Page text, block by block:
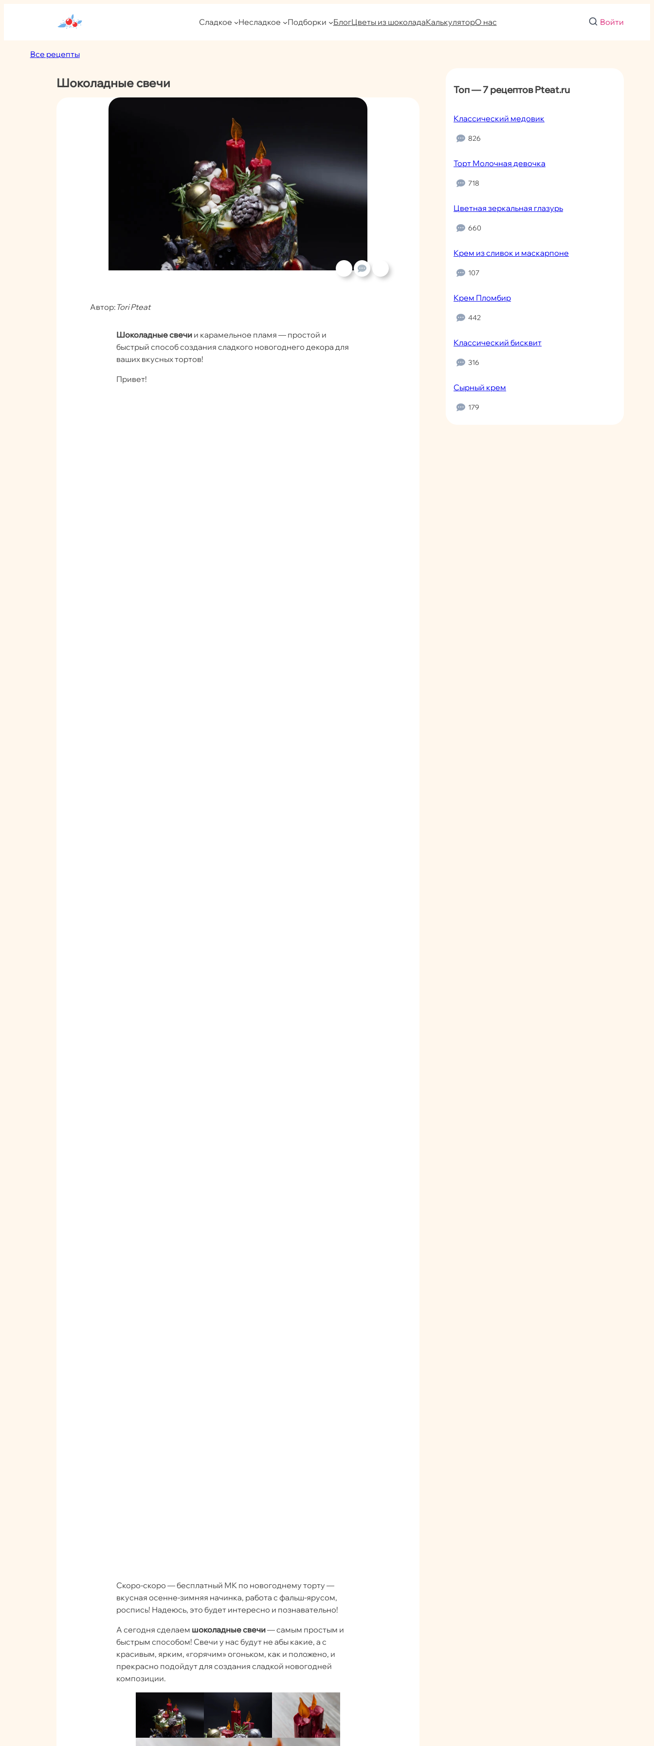
Сладкое Несладкое Подборки БлогЦветы из шоколадаКалькуляторО нас Войти
Все рецепты
Шоколадные свечи
Автор: Tori Pteat
Шоколадные свечи и карамельное пламя — простой и
быстрый способ создания сладкого новогоднего декора для
ваших вкусных тортов!
Привет!
Скоро-скоро — бесплатный МК по новогоднему торту —
вкусная осенне-зимняя начинка, работа с фальш-ярусом,
роспись! Надеюсь, это будет интересно и познавательно!
А сегодня сделаем шоколадные свечи— самым простым и
быстрым способом! Свечи у нас будут не абы какие, а с
красивым, ярким, «горячим» огоньком, как и положено, и
прекрасно подойдут для создания сладкой новогодней
композиции.
Топ — 7 рецептов Pteat.ru
Классический медовик
826
Торт Молочная девочка
718
Цветная зеркальная глазурь
660
Крем из сливок и маскарпоне
107
Крем Пломбир
442
Классический бисквит
316
Сырный крем
179